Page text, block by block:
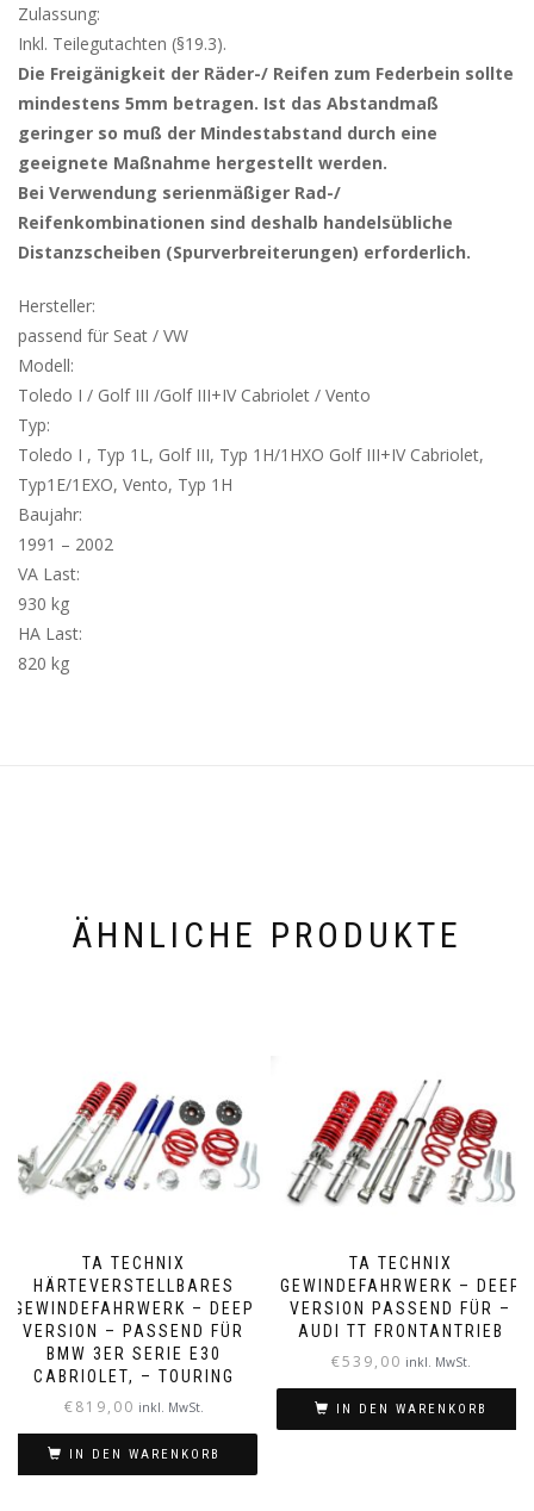
Zulassung:
Inkl. Teilegutachten (§19.3).
Die Freigänigkeit der Räder-/ Reifen zum Federbein sollte
mindestens 5mm betragen. Ist das Abstandmaß
geringer so muß der Mindestabstand durch eine
geeignete Maßnahme hergestellt werden.
Bei Verwendung serienmäßiger Rad-/
Reifenkombinationen sind deshalb handelsübliche
Distanzscheiben (Spurverbreiterungen) erforderlich.
Hersteller:
passend für Seat / VW
Modell:
Toledo I / Golf III /Golf III+IV Cabriolet / Vento
Typ:
Toledo I , Typ 1L, Golf III, Typ 1H/1HXO Golf III+IV Cabriolet,
Typ1E/1EXO, Vento, Typ 1H
Baujahr:
1991 – 2002
VA Last:
930 kg
HA Last:
820 kg
ÄHNLICHE PRODUKTE
TA TECHNIX
HÄRTEVERSTELLBARES
GEWINDEFAHRWERK – DEEP
VERSION – PASSEND FÜR
BMW 3ER SERIE E30
CABRIOLET, – TOURING
€819,00 inkl. MwSt.
IN DEN WARENKORB
TA TECHNIX
GEWINDEFAHRWERK – DEEP
VERSION PASSEND FÜR –
AUDI TT FRONTANTRIEB
€539,00 inkl. MwSt.
IN DEN WARENKORB